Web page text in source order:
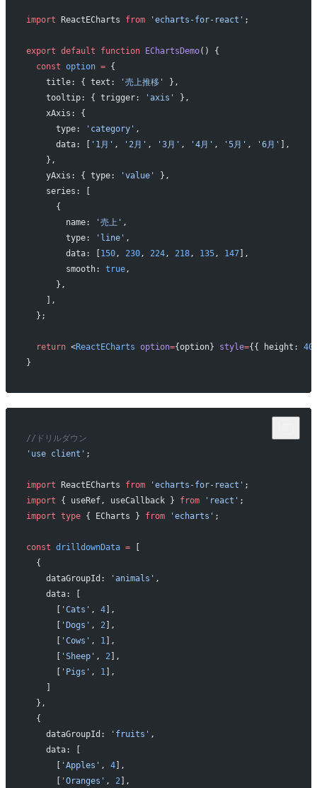
import ReactECharts from 'echarts-for-react' ;
export default function EChartsDemo() {
  const
option = {
    title: { text:
'売上推移'
},
    tooltip: { trigger:
'axis'
},
    xAxis: {
      type:
'category' ,
      data: [
'1月' , '2月' , '3月' , '4月' , '5月' , '6月' ],
    },
    yAxis: { type:
'value'
},
    series: [
      {
        name:
'売上' ,
        type:
'line' ,
        data: [
150, 230, 224, 218, 135, 147],
        smooth:
true,
      },
    ],
  };
  return
<ReactECharts option={option} style={{ height:
}
//ドリルダウン
'use client' ;
import ReactECharts from 'echarts-for-react' ;
import { useRef, useCallback } from 'react' ;
import type { ECharts } from 'echarts' ;
const drilldownData = [
  {
    dataGroupId:
'animals' ,
    data: [
      [
'Cats' , 4],
      [
'Dogs' , 2 ],
      [
'Cows' , 1 ],
      [
'Sheep' , 2 ],
      [
'Pigs' , 1 ],
    ]
  },
  {
    dataGroupId:
'fruits' ,
    data: [
      [
'Apples' , 4],
      [
'Oranges' , 2 ],